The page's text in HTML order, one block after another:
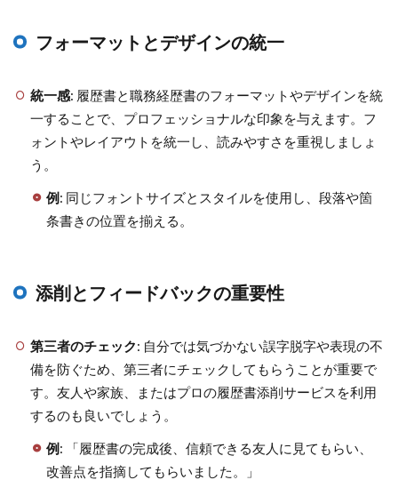
フォーマットとデザインの統一
統一感: 履歴書と職務経歴書のフォーマットやデザインを統
一することで、プロフェッショナルな印象を与えます。フ
ォントやレイアウトを統一し、読みやすさを重視しましょ
う。
例: 同じフォントサイズとスタイルを使用し、段落や箇
条書きの位置を揃える。
添削とフィードバックの重要性
第三者のチェック: 自分では気づかない誤字脱字や表現の不
備を防ぐため、第三者にチェックしてもらうことが重要で
す。友人や家族、またはプロの履歴書添削サービスを利用
するのも良いでしょう。
例: 「履歴書の完成後、信頼できる友人に見てもらい、
改善点を指摘してもらいました。」